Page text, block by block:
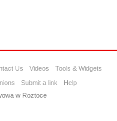
Us Videos
Tools & Widgets
Submit a link
Help
w Roztoce